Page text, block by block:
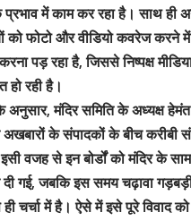
में काम कर रहा है। साथ ही
को फोटो और वीडियो कवरेज करने
पड़ रहा है, जिससे निष्पक्ष
हो रही है।
अनुसार, मंदिर समिति के अध्यक्ष हेमंत
के संपादकों के बीच करीबी
वजह से इन बोर्डों को मंदिर के
गई, जबकि इस समय चढ़ावा
चर्चा में है। ऐसे में इसे पूरे विवाद